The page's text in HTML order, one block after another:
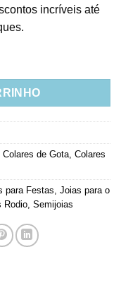
incríveis até
E Leitoso Rodio
Colares de Gota Colares
para Festas
Joias para o
Rodio Semijoias